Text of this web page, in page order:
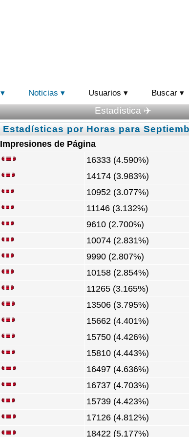
Noticias Usuarios Buscar
Estadística ✈️
Estadísticas por Horas para
Impresiones de Página
16333 (4.590%)
14174 (3.983%)
10952 (3.077%)
11146 (3.132%)
9610 (2.700%)
10074 (2.831%)
9990 (2.807%)
10158 (2.854%)
11265 (3.165%)
13506 (3.795%)
15662 (4.401%)
15750 (4.426%)
15810 (4.443%)
16497 (4.636%)
16737 (4.703%)
15739 (4.423%)
17126 (4.812%)
18422 (5.177%)